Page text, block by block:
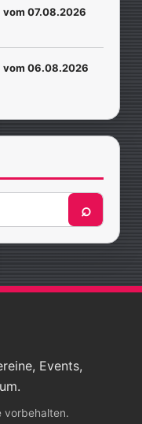
vom 07.08.2026
vom 06.08.2026
⌕
Events,
vorbehalten.